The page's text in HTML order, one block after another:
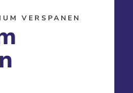
VERSPANEN